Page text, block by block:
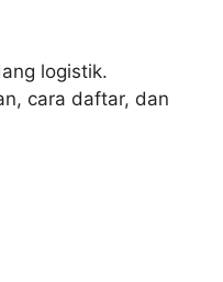
logistik.
cara daftar, dan